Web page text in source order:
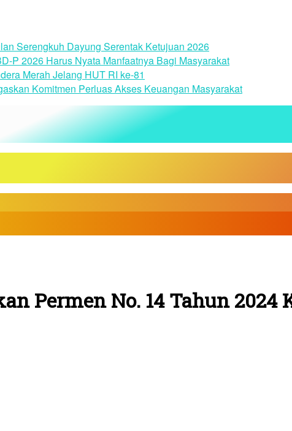
Serengkuh Dayung Serentak Ketujuan 2026
P 2026 Harus Nyata Manfaatnya Bagi Masyarakat
Merah Jelang HUT RI ke-81
Komitmen Perluas Akses Keuangan Masyarakat
Permen No. 14 Tahun 2024